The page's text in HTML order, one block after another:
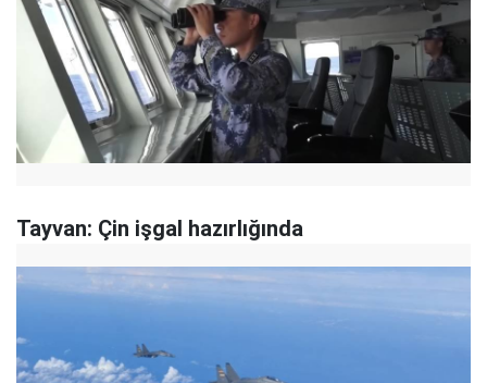
Tayvan: Çin işgal hazırlığında